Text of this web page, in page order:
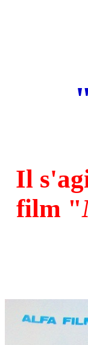
Il
film "